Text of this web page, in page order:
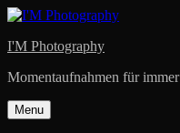
Skip
content
I'M Photography
Momentaufnahmen für immer
Menu